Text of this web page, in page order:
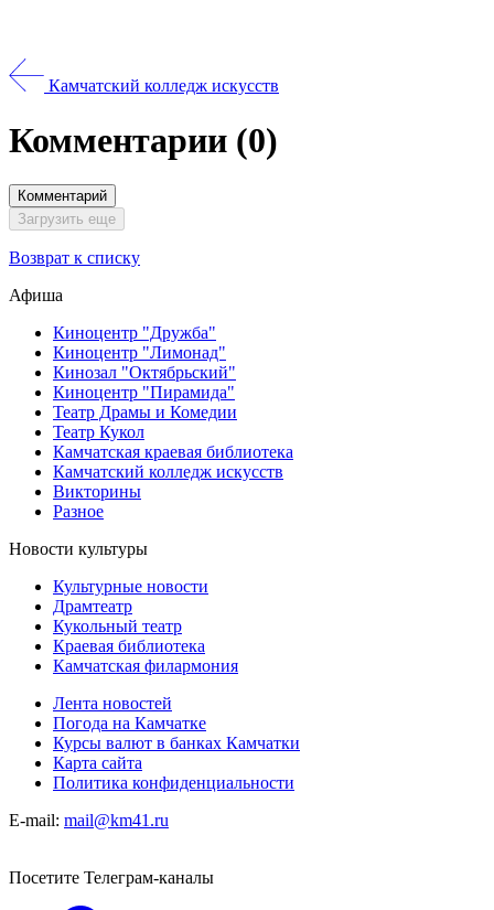
Камчатский колледж искусств
Комментарии (0)
Комментарий
Загрузить еще
Возврат к списку
Афиша
Киноцентр "Дружба"
Киноцентр "Лимонад"
Кинозал "Октябрьский"
Киноцентр "Пирамида"
Театр Драмы и Комедии
Театр Кукол
Камчатская краевая библиотека
Камчатский колледж искусств
Викторины
Разное
Новости культуры
Культурные новости
Драмтеатр
Кукольный театр
Краевая библиотека
Камчатская филармония
Лента новостей
Погода на Камчатке
Курсы валют в банках Камчатки
Карта сайта
Политика конфиденциальности
E-mail: mail@km41.ru
Посетите Телеграм-каналы